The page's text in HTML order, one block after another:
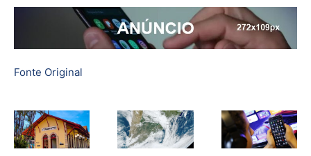
Fonte Original